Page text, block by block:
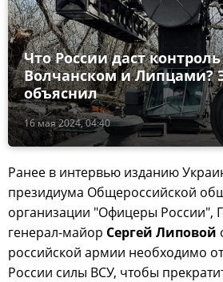
16 мая 2024, 04:40
Что России даст
Волчанском и Липцами?
объяснил
Ранее в интервью изданию
президиума Общероссийской
организации "Офицеры России",
генерал-майор Сергей Липовой
российской армии необходимо
России силы ВСУ, чтобы